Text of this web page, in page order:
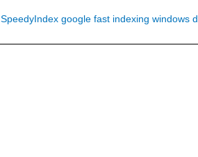
SpeedyIndex google fast indexing windows